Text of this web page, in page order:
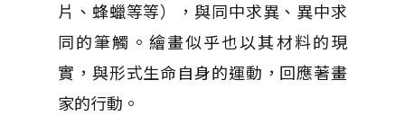
片、蜂蠟等等），與同中求異、異中求
同的筆觸。繪畫似乎也以其材料的現
實，與形式生命自身的運動，回應著畫
家的行動。